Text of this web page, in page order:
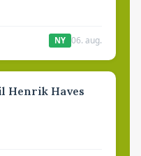
NY 06. aug.
Henrik Haves